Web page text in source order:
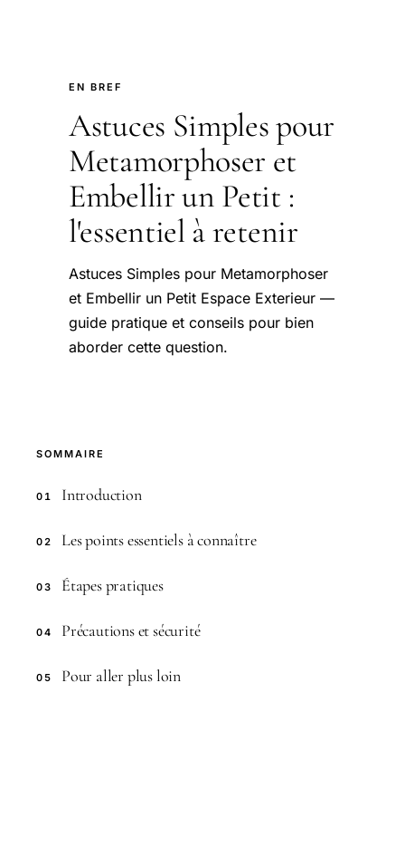
EN BREF
Astuces Simples pour
Metamorphoser et
Embellir un Petit :
l'essentiel à retenir
Astuces Simples pour Metamorphoser
et Embellir un Petit Espace Exterieur —
guide pratique et conseils pour bien
aborder cette question.
SOMMAIRE
01 Introduction
02 Les points essentiels à connaître
03 Étapes pratiques
04 Précautions et sécurité
05 Pour aller plus loin